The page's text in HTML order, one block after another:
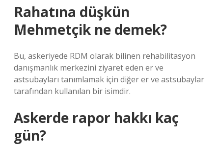
Rahatına düşkün
Mehmetçik ne demek?
Bu, askeriyede RDM olarak bilinen rehabilitasyon
danışmanlık merkezini ziyaret eden er ve
astsubayları tanımlamak için diğer er ve astsubaylar
tarafından kullanılan bir isimdir.
Askerde rapor hakkı kaç
gün?